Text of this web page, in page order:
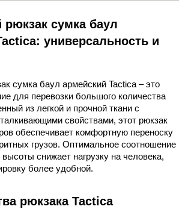
рюкзак сумка баул
универсальность и
сумка баул армейский Tactica – это
для перевозки большого количества
из легкой и прочной ткани с
свойствами, этот рюкзак
обеспечивает комфортную переноску
грузов. Оптимальное соотношение
снижает нагрузку на человека,
более удобной.
рюкзака Tactica